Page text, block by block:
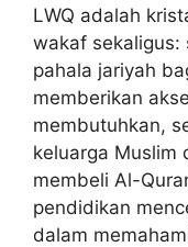
LWQ adalah
wakaf sekaligus:
pahala jariyah
memberikan
membutuhkan,
keluarga Muslim
membeli Al-
pendidikan
dalam